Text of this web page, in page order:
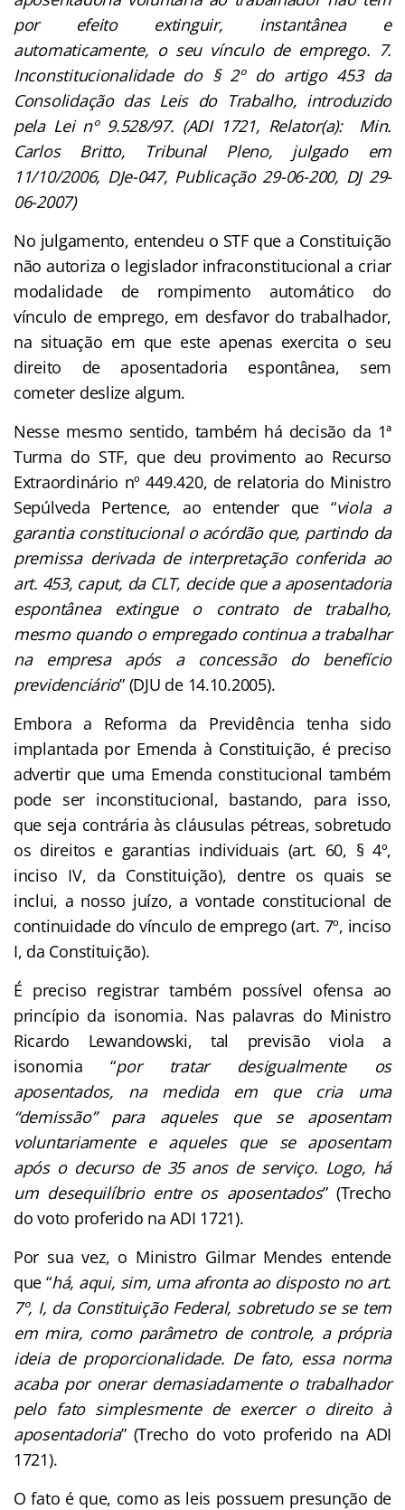
por efeito extinguir, instantânea e
automaticamente, o seu vínculo de emprego. 7.
Inconstitucionalidade do § 2º do artigo 453 da
Consolidação das Leis do Trabalho, introduzido
pela Lei nº 9.528/97. (ADI 1721, Relator(a): Min.
Carlos Britto, Tribunal Pleno, julgado em
11/10/2006, DJe-047, Publicação 29-06-200, DJ 29-
06-2007)
No julgamento, entendeu o STF que a Constituição
não autoriza o legislador infraconstitucional a criar
modalidade de rompimento automático do
vínculo de emprego, em desfavor do trabalhador,
na situação em que este apenas exercita o seu
direito de aposentadoria espontânea, sem
cometer deslize algum.
Nesse mesmo sentido, também há decisão da 1ª
Turma do STF, que deu provimento ao Recurso
Extraordinário nº 449.420, de relatoria do Ministro
Sepúlveda Pertence, ao entender que “viola a
garantia constitucional o acórdão que, partindo da
premissa derivada de interpretação conferida ao
art. 453, caput, da CLT, decide que a aposentadoria
espontânea extingue o contrato de trabalho,
mesmo quando o empregado continua a trabalhar
na empresa após a concessão do benefício
previdenciário” (DJU de 14.10.2005).
Embora a Reforma da Previdência tenha sido
implantada por Emenda à Constituição, é preciso
advertir que uma Emenda constitucional também
pode ser inconstitucional, bastando, para isso,
que seja contrária às cláusulas pétreas, sobretudo
os direitos e garantias individuais (art. 60, § 4º,
inciso IV, da Constituição), dentre os quais se
inclui, a nosso juízo, a vontade constitucional de
continuidade do vínculo de emprego (art. 7º, inciso
I, da Constituição).
É preciso registrar também possível ofensa ao
princípio da isonomia. Nas palavras do Ministro
Ricardo Lewandowski, tal previsão viola a
isonomia “por tratar desigualmente os
aposentados, na medida em que cria uma
“demissão” para aqueles que se aposentam
voluntariamente e aqueles que se aposentam
após o decurso de 35 anos de serviço. Logo, há
um desequilíbrio entre os aposentados” (Trecho
do voto proferido na ADI 1721).
Por sua vez, o Ministro Gilmar Mendes entende
que “há, aqui, sim, uma afronta ao disposto no art.
7º, I, da Constituição Federal, sobretudo se se tem
em mira, como parâmetro de controle, a própria
ideia de proporcionalidade. De fato, essa norma
acaba por onerar demasiadamente o trabalhador
pelo fato simplesmente de exercer o direito à
aposentadoria” (Trecho do voto proferido na ADI
1721).
O fato é que, como as leis possuem presunção de